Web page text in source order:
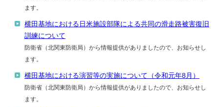
ます。
横田基地における日米施設部隊による共同の滑走路被害復旧
訓練について
防衛省（北関東防衛局）から情報提供がありましたので、お知らせし
ます。
横田基地における演習等の実施について（令和元年8月）
防衛省（北関東防衛局）から情報提供がありましたので、お知らせし
ます。